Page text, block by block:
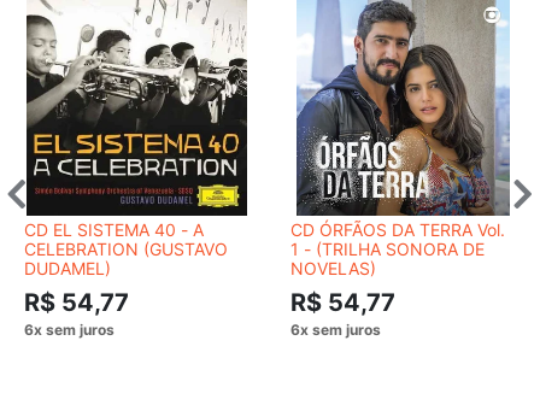
CD EL SISTEMA 40 - A
CELEBRATION (GUSTAVO
DUDAMEL)
R$ 54,77
CD ÓRFÃOS DA TERRA Vol.
1 - (TRILHA SONORA DE
NOVELAS)
R$ 54,77